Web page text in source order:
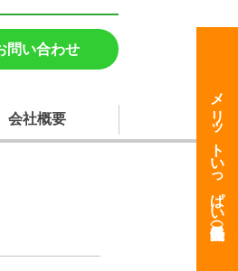
問い合わせ
会社概要 メリットいっぱい